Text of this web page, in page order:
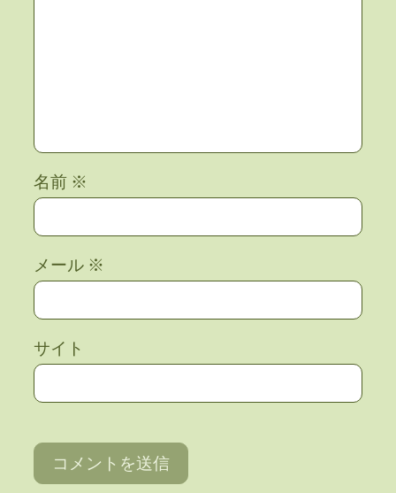
名前 ※
メール ※
サイト